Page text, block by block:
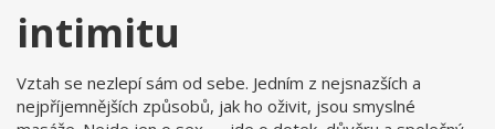
intimitu
Vztah se nezlepí sám od sebe. Jedním z nejsnazších a
nejpříjemnějších způsobů, jak ho oživit, jsou smyslné